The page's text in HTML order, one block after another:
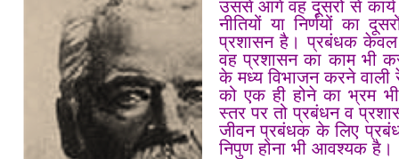
उससे आगे वह दूसरों से कार्य
नीतियों या निर्णयों का
प्रशासन है। प्रबंधक केवल
वह प्रशासन का काम भी
के मध्य विभाजन करने वाली
को एक ही होने का भ्रम भी
स्तर पर तो प्रबंधन व
जीवन प्रबंधक के लिए
निपुण होना भी आवश्यक है।